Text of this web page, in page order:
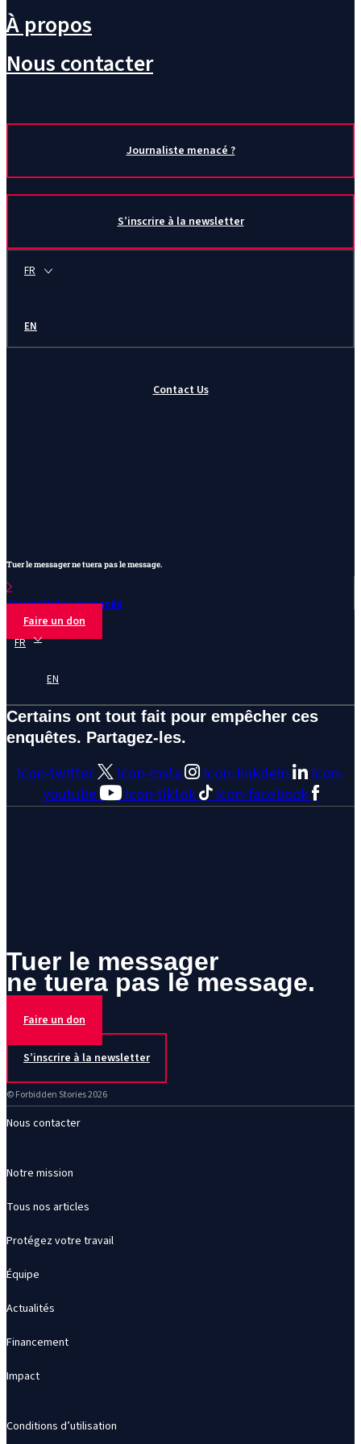
À propos
Nous contacter
Journaliste menacé ?
S’inscrire à la newsletter
FR
EN
Contact Us
Tuer le messager ne tuera pas le message.
Journalistes menacés
Faire un don
FR
EN
Certains ont tout fait pour empêcher ces
enquêtes. Partagez-les.
Icon-twitter Icon-insta Icon-linkdein
Icon-
youtube
Icon-tiktok Icon-facebook
Tuer le messager
ne tuera pas le message.
Faire un don
S’inscrire à la newsletter
© Forbidden Stories 2026
Nous contacter
Notre mission
Tous nos articles
Protégez votre travail
Équipe
Actualités
Financement
Impact
Conditions d’utilisation